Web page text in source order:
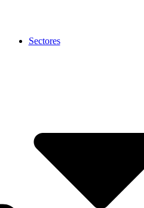
Sectores